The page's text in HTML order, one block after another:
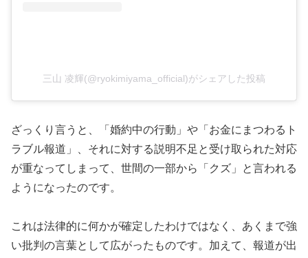
三山 凌輝(@ryokimiyama_official)がシェアした投稿
ざっくり言うと、「婚約中の行動」や「お金にまつわるト
ラブル報道」、それに対する説明不足と受け取られた対応
が重なってしまって、世間の一部から「クズ」と言われる
ようになったのです。
これは法律的に何かが確定したわけではなく、あくまで強
い批判の言葉として広がったものです。加えて、報道が出